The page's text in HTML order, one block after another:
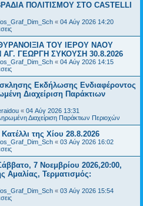
ΠΟΛΙΤΙΣΜΟΥ ΣΤΟ CASTELLI
« 04 Αύγ 2026 14:20
ΤΟΥ ΙΕΡΟΥ ΝΑΟΥ
ΓΕΩΡΓΗ ΣΥΚΟΥΣΗ 30.8.2026
« 04 Αύγ 2026 14:15
Εκδήλωσης Ενδιαφέροντος
Διαχείριση Παράκτιων
« 04 Αύγ 2026 13:31
Διαχείριση Παράκτιων Περιοχών
της Χίου 28.8.2026
« 03 Αύγ 2026 16:02
7 Νοεμβρίου 2026,20:00,
Αμαλίας, Τερματισμός:
« 03 Αύγ 2026 15:54